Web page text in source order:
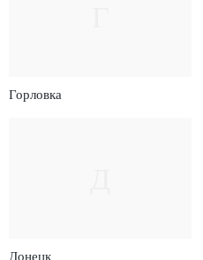
Горловка
Донецк